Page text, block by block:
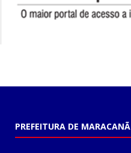
PREFEITURA DE MARACANÃ